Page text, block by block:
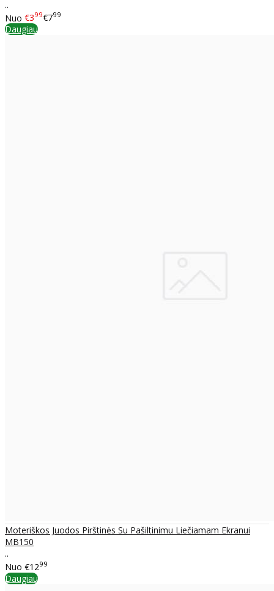
..
Nuo €399€799
Daugiau
Moteriškos Juodos Pirštinės Su Pašiltinimu Liečiamam Ekranui
MB150
..
Nuo €1299
Daugiau